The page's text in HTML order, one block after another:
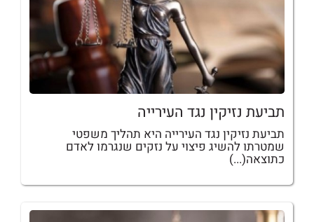
תביעת נזיקין נגד העירייה
תביעת נזיקין נגד העירייה היא תהליך משפטי
שמטרתו להשיג פיצוי על נזקים שנגרמו לאדם
כתוצאה(...)